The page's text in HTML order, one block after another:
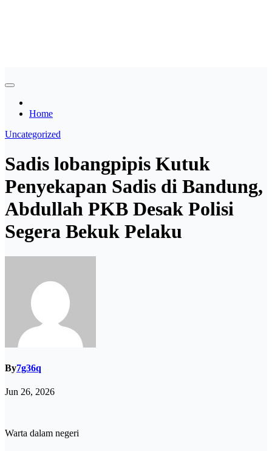
Home
Uncategorized
Sadis lobangpipis Kutuk
Penyekapan Sadis di Bandung,
Abdullah PKB Desak Polisi
Segera Bekuk Pelaku
By7g36q
Jun 26, 2026
Warta dalam negeri